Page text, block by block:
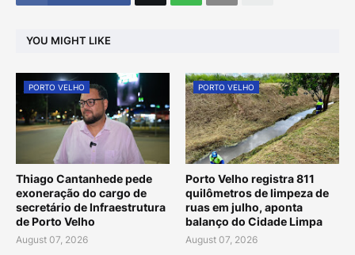
YOU MIGHT LIKE
PORTO VELHO
Thiago Cantanhede pede
exoneração do cargo de
secretário de Infraestrutura
de Porto Velho
August 07, 2026
PORTO VELHO
Porto Velho registra 811
quilômetros de limpeza de
ruas em julho, aponta
balanço do Cidade Limpa
August 07, 2026